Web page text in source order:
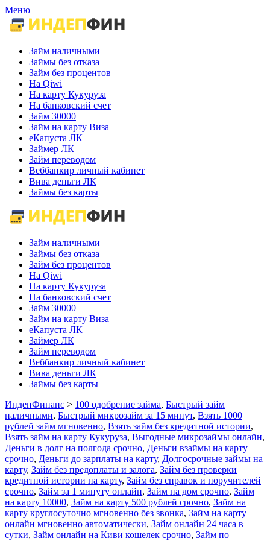
Меню
Займ наличными
Займы без отказа
Займ без процентов
На Qiwi
На карту Кукуруза
На банковский счет
Займ 30000
Займ на карту Виза
еКапуста ЛК
Займер ЛК
Займ переводом
Веббанкир личный кабинет
Вива деньги ЛК
Займы без карты
Займ наличными
Займы без отказа
Займ без процентов
На Qiwi
На карту Кукуруза
На банковский счет
Займ 30000
Займ на карту Виза
еКапуста ЛК
Займер ЛК
Займ переводом
Веббанкир личный кабинет
Вива деньги ЛК
Займы без карты
ИндепФинанс > 100 одобрение займа, Быстрый займ
наличными, Быстрый микрозайм за 15 минут, Взять 1000
рублей займ мгновенно, Взять займ без кредитной истории,
Взять займ на карту Кукуруза, Выгодные микрозаймы онлайн,
Деньги в долг на полгода срочно, Деньги взаймы на карту
срочно, Деньги до зарплаты на карту, Долгосрочные займы на
карту, Займ без предоплаты и залога, Займ без проверки
кредитной истории на карту, Займ без справок и поручителей
срочно, Займ за 1 минуту онлайн, Займ на дом срочно, Займ
на карту 10000, Займ на карту 500 рублей срочно, Займ на
карту круглосуточно мгновенно без звонка, Займ на карту
онлайн мгновенно автоматически, Займ онлайн 24 часа в
сутки, Займ онлайн на Киви кошелек срочно, Займ по